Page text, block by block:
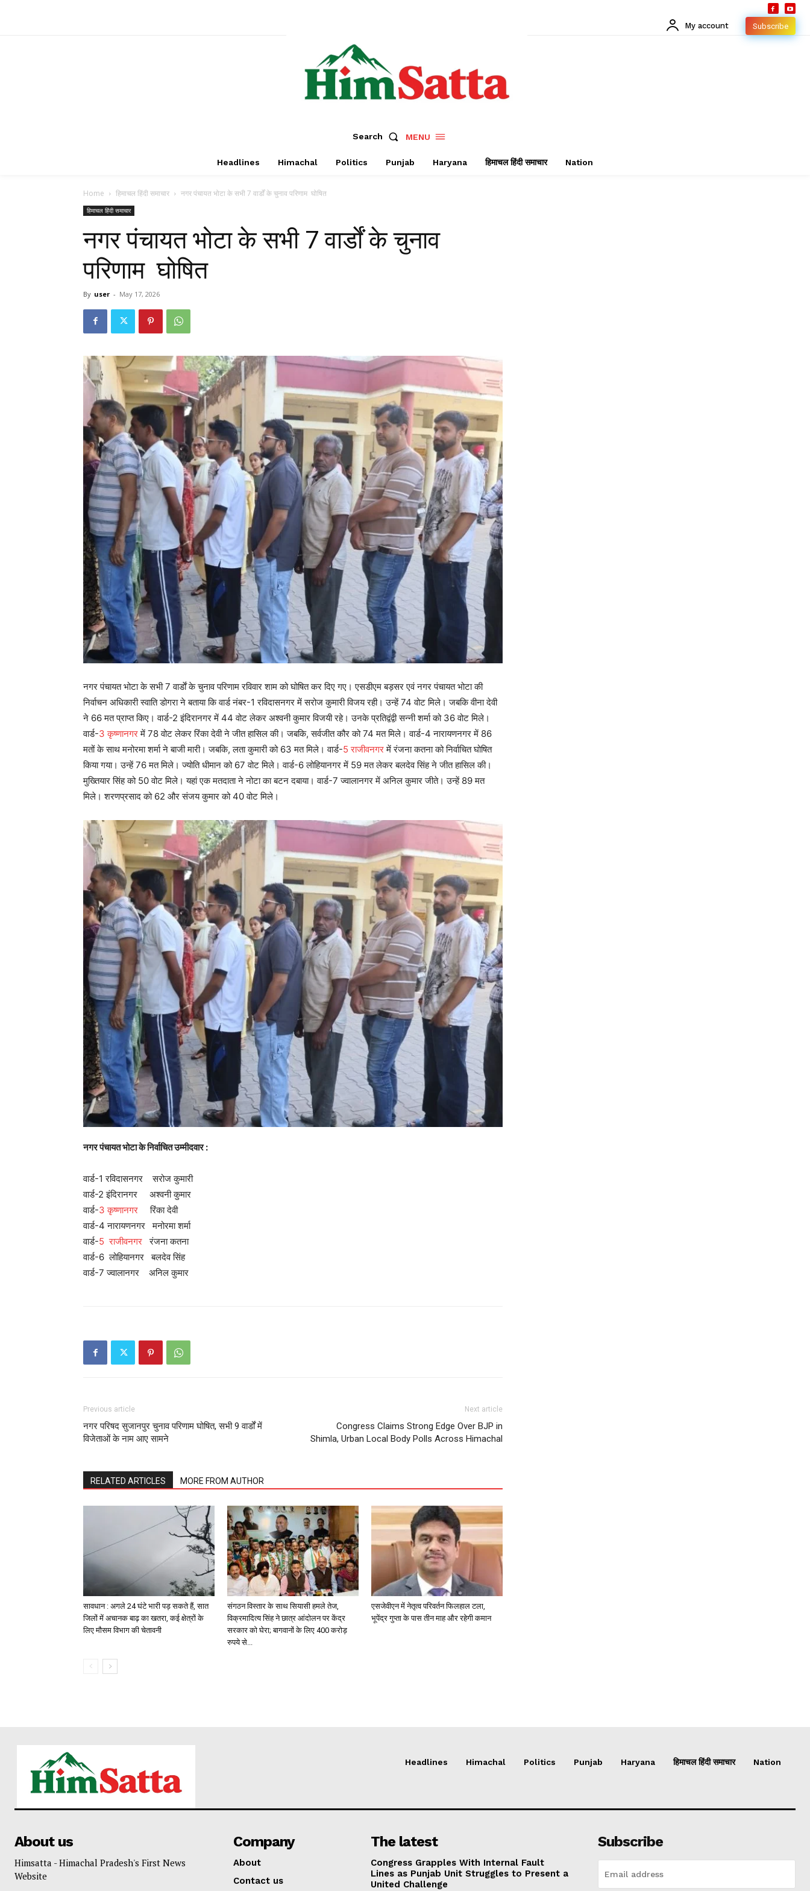
News Week
Magazine PRO
SUBSCRIBE NOW
Company
About
Contact us
Subscription Plans
My account
My account Subscribe
Search MENU
Headlines Himachal Politics Punjab Haryana हिमाचल हिंदी समाचार Nation
Home हिमाचल हिंदी समाचार नगर पंचायत भोटा के सभी 7 वार्डाें के चुनाव परिणाम घोषित
हिमाचल हिंदी समाचार
नगर पंचायत भोटा के सभी 7 वार्डाें के चुनाव
परिणाम घोषित
By user - May 17, 2026
नगर पंचायत भोटा के सभी 7 वार्डाें के चुनाव परिणाम रविवार शाम को घोषित कर दिए गए। एसडीएम बड़सर एवं नगर पंचायत भोटा की
निर्वाचन अधिकारी स्वाति डोगरा ने बताया कि वार्ड नंबर-1 रविदासनगर में सरोज कुमारी विजय रही। उन्हें 74 वोट मिले। जबकि वीना देवी
ने 66 मत प्राप्त किए। वार्ड-2 इंदिरानगर में 44 वोट लेकर अश्वनी कुमार विजयी रहे। उनके प्रतिद्वंद्वी सन्नी शर्मा को 36 वोट मिले।
वार्ड-3 कृष्णानगरमें 78 वोट लेकर रिंका देवी ने जीत हासिल की। जबकि, सर्वजीत कौर को 74 मत मिले। वार्ड-4 नारायणनगर में 86
मतों के साथ मनोरमा शर्मा ने बाजी मारी। जबकि, लता कुमारी को 63 मत मिले। वार्ड-5 राजीवनगरमें रंजना कतना को निर्वाचित घोषित
किया गया। उन्हें 76 मत मिले। ज्योति धीमान को 67 वोट मिले। वार्ड-6 लोहियानगर में 59 मत लेकर बलदेव सिंह ने जीत हासिल की।
मुख्तियार सिंह को 50 वोट मिले। यहां एक मतदाता ने नोटा का बटन दबाया। वार्ड-7 ज्वालानगर में अनिल कुमार जीते। उन्हें 89 मत
मिले। शरणप्रसाद को 62 और संजय कुमार को 40 वोट मिले।
नगर पंचायत भोटा के निर्वाचित उम्मीदवार :
वार्ड-1 रविदासनगर सरोज कुमारी
वार्ड-2 इंदिरानगर अश्वनी कुमार
वार्ड-3 कृष्णानगर रिंका देवी
वार्ड-4 नारायणनगर मनोरमा शर्मा
वार्ड-5 राजीवनगर रंजना कतना
वार्ड-6 लोहियानगर बलदेव सिंह
वार्ड-7 ज्वालानगर अनिल कुमार
Previous article
नगर परिषद सुजानपुर चुनाव परिणाम घोषित, सभी 9 वार्डों में
विजेताओं के नाम आए सामने
Next article
Congress Claims Strong Edge Over BJP in
Shimla, Urban Local Body Polls Across Himachal
RELATED ARTICLES MORE FROM AUTHOR
सावधान : अगले 24 घंटे भारी पड़ सकते हैं, सात
जिलों में अचानक बाढ़ का खतरा, कई क्षेत्रों के
लिए मौसम विभाग की चेतावनी
संगठन विस्तार के साथ सियासी हमले तेज,
विक्रमादित्य सिंह ने छात्र आंदोलन पर केंद्र
सरकार को घेरा; बागवानों के लिए 400 करोड़
रुपये से...
एसजेवीएन में नेतृत्व परिवर्तन फिलहाल टला,
भूपेंद्र गुप्ता के पास तीन माह और रहेगी कमान
Headlines Himachal Politics Punjab Haryana हिमाचल हिंदी समाचार Nation
About us
Himsatta - Himachal Pradesh's First News
Website
Company
About
Contact us
The latest
Congress Grapples With Internal Fault
Lines as Punjab Unit Struggles to Present a
United Challenge
Subscribe